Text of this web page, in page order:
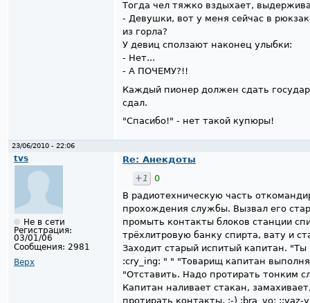
Тогда чел тяжко вздыхает,
- Девушки, вот у меня сейчас в
из горла?
У девиц сползают наконец улыбки:
- Нет...
- А ПОЧЕМУ?!!
Каждый пионер должен сдать
сдал.
"Спасибо!" - нет такой купюры!
23/06/2010 - 22:06
tvs
Не в сети
Регистрация:
03/01/06
Сообщения: 2981
Верх
Re: Анекдоты
+1
0
В радиотехническую часть
прохождения службы. Вызвал его
промыть контакты блоков станции
трёхлитровую банку спирта, вату и
Заходит старый испитый капитан.
:cry_ing: " " "Товарищ капитан
"Отставить. Надо протирать тонким
Капитан наливает стакан,
протирать контакты. :-) :bra_vo: ::yaz-